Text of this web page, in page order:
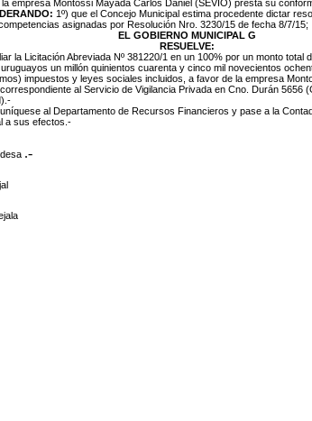
la empresa Montossi Mayada Carlos Daniel (SEVIO) presta su
1º) que el Concejo Municipal estima procedente dictar
asignadas por Resolución Nro. 3230/15 de fecha 8/7/15;
EL GOBIERNO MUNICIPAL G
RESUELVE:
la Licitación Abreviada Nº 381220/1 en un 100% por un monto total
un millón quinientos cuarenta y cinco mil novecientos
impuestos y leyes sociales incluidos, a favor de la empresa
al Servicio de Vigilancia Privada en Cno. Durán 5656
al Departamento de Recursos Financieros y pase a la
a sus efectos.-
.-